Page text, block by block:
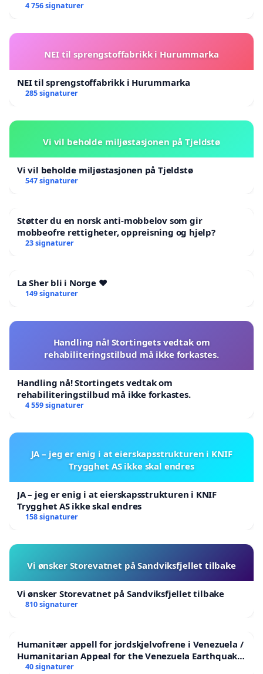
4 756 signaturer
NEI til sprengstoffabrikk i Hurummarka
NEI til sprengstoffabrikk i Hurummarka
285 signaturer
Vi vil beholde miljøstasjonen på Tjeldstø
Vi vil beholde miljøstasjonen på Tjeldstø
547 signaturer
Støtter du en norsk anti-mobbelov som gir
mobbeofre rettigheter, oppreisning og hjelp?
23 signaturer
La Sher bli i Norge ❤️
149 signaturer
Handling nå! Stortingets vedtak om
rehabiliteringstilbud må ikke forkastes.
Handling nå! Stortingets vedtak om
rehabiliteringstilbud må ikke forkastes.
4 559 signaturer
JA – jeg er enig i at eierskapsstrukturen i KNIF
Trygghet AS ikke skal endres
JA – jeg er enig i at eierskapsstrukturen i KNIF
Trygghet AS ikke skal endres
158 signaturer
Vi ønsker Storevatnet på Sandviksfjellet tilbake
Vi ønsker Storevatnet på Sandviksfjellet tilbake
810 signaturer
Humanitær appell for jordskjelvofrene i Venezuela /
Humanitarian Appeal for the Venezuela Earthquake
Victims
40 signaturer